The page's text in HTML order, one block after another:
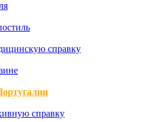
справку
справку